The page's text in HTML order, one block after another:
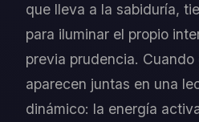
que lleva a la sabiduría,
para iluminar el propio
previa prudencia.
aparecen juntas en una
dinámico: la energía